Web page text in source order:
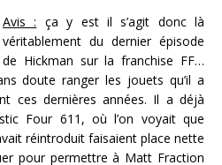
Avis : ça y est il s’agit donc là
véritablement du dernier épisode
de Hickman sur la franchise FF…
doute ranger les jouets qu’il a
ces dernières années. Il a déjà
Four 611, où l’on voyait que
réintroduit faisaient place nette
pour permettre à Matt Fraction